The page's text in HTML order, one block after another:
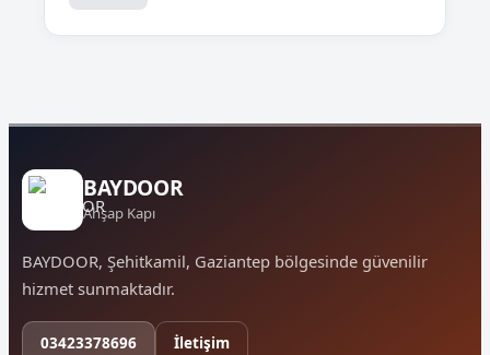
BAYDOOR
Ahşap Kapı
BAYDOOR, Şehitkamil, Gaziantep bölgesinde güvenilir
hizmet sunmaktadır.
03423378696 İletişim